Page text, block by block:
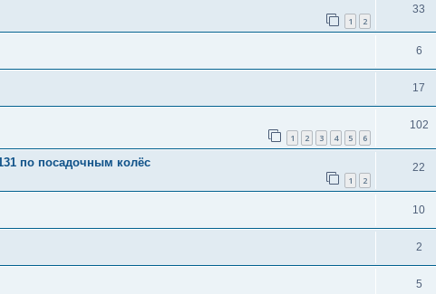
1 2
33
6
17
1 2 3 4 5 6
102
по посадочным колёс
1 2
22
10
2
5